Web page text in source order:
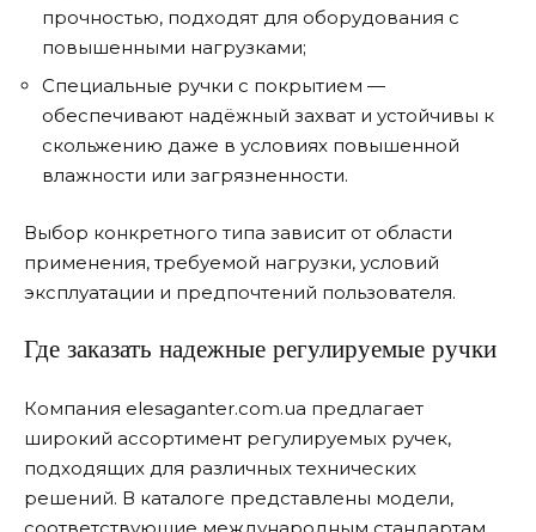
прочностью, подходят для оборудования с
повышенными нагрузками;
Специальные ручки с покрытием —
обеспечивают надёжный захват и устойчивы к
скольжению даже в условиях повышенной
влажности или загрязненности.
Выбор конкретного типа зависит от области
применения, требуемой нагрузки, условий
эксплуатации и предпочтений пользователя.
Где заказать надежные регулируемые ручки
Компания elesaganter.com.ua предлагает
широкий ассортимент регулируемых ручек,
подходящих для различных технических
решений. В каталоге представлены модели,
соответствующие международным стандартам